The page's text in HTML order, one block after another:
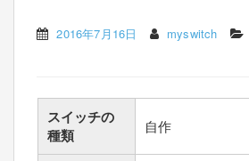
2016年7月16日 myswitch
スイッチの
種類
自作